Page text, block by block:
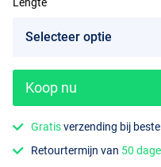
Lengte
Koop nu
Gratisverzending bij
Retourtermijn van 50